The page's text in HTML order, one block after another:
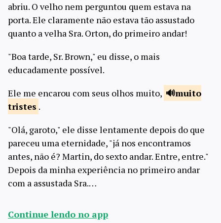
abriu. O velho nem perguntou quem estava na
porta. Ele claramente não estava tão assustado
quanto a velha Sra. Orton, do primeiro andar!
"Boa tarde, Sr. Brown," eu disse, o mais
educadamente possível.
Ele me encarou com seus olhos muito,
muito
tristes .
"Olá, garoto," ele disse lentamente depois do que
pareceu uma eternidade, "já nos encontramos
antes, não é? Martin, do sexto andar. Entre, entre."
Depois da minha experiência no primeiro andar
com a assustada Sra.…
Continue lendo no app